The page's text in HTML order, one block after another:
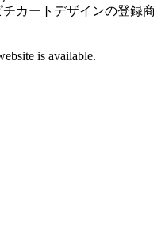
カートデザインの登録商
is available.